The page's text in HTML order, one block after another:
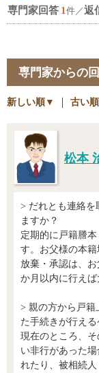
専門家回答 1件／返
専門家からの
新しい順▼ ｜ 古い
松本
> だれとも連絡を
ますか？
定期的に戸籍謄
す。お父様の本
放棄・承認は、
か月以内に行えば
> 親の方から戸籍
た手続きが行え
現在のところ、
い非行があった
れたり、被相続